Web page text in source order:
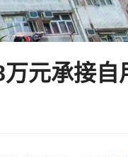
元承接自